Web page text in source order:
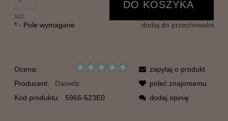
szt.
DO KOSZYKA
dodaj do przechowalni
* - Pole wymagane
Ocena:
Producent:
Damelz
Kod produktu:
5966-523E0
zapytaj o produkt
poleć znajomemu
dodaj opinię